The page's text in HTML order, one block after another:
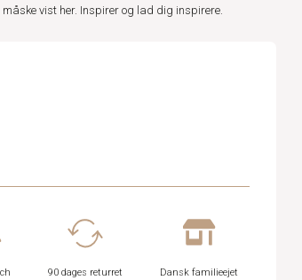
vist her. Inspirer og lad dig inspirere.
90 dages returret Dansk familieejet